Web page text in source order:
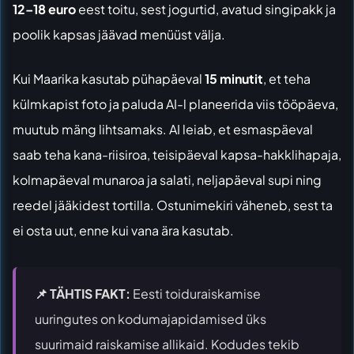
12–18 euroeest toitu, sest jogurtid, avatud singipakk ja
poolik kapsas jäävad menüüst välja.
Kui Maarika kasutab pühapäeval15 minutit, et teha
külmkapist foto ja paluda AI-l planeerida viis tööpäeva,
muutub mäng lihtsamaks. AI leiab, et esmaspäeval
saab teha kana-riisiroa, teisipäeval kapsa-hakklihapaja,
kolmapäeval munaroa ja salati, neljapäeval supi ning
reedel jääkidest tortilla. Ostunimekiri väheneb, sest ta
ei osta uut, enne kui vana ära kasutab.
📌 TÄHTIS FAKT: Eesti toiduraiskamise
uuringutes on kodumajapidamised üks
suurimaid raiskamise allikaid. Kodudes tekib